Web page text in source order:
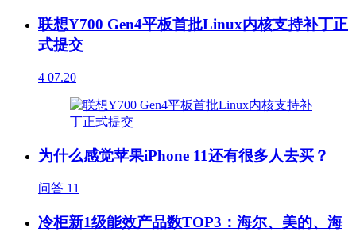
联想Y700 Gen4平板首批Linux内核支持补丁正
式提交
4 07.20
为什么感觉苹果iPhone 11还有很多人去买？
问答 11
冷柜新1级能效产品数TOP3：海尔、美的、海